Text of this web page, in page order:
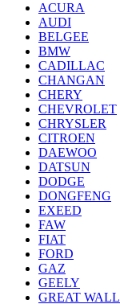
ACURA
AUDI
BELGEE
BMW
CADILLAC
CHANGAN
CHERY
CHEVROLET
CHRYSLER
CITROEN
DAEWOO
DATSUN
DODGE
DONGFENG
EXEED
FAW
FIAT
FORD
GAZ
GEELY
GREAT WALL